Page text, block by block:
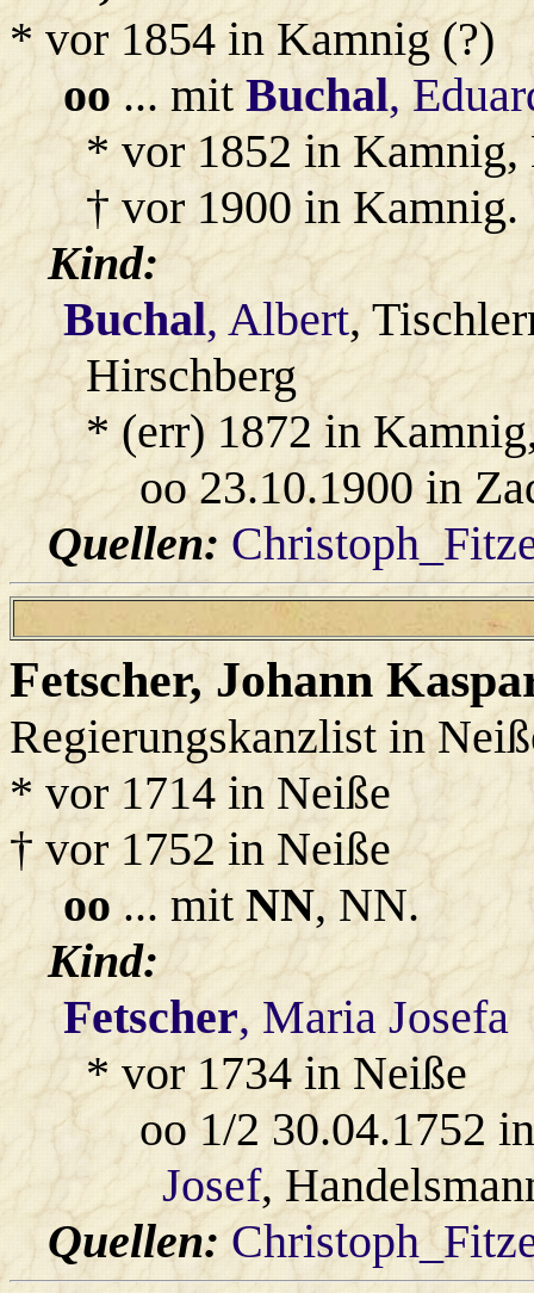
* vor 1854 in Kamnig (?)
oo... mitBuchal,
* vor 1852 in Kamnig,
† vor 1900 in Kamnig.
Kind:
Buchal, Albert,
Hirschberg
* (err) 1872 in
oo 23.10.1900 in
Quellen:
Fetscher, Johann
Regierungskanzlist in
* vor 1714 in Neiße
† vor 1752 in Neiße
oo... mitNN, NN.
Kind:
Fetscher, Maria Josefa
* vor 1734 in Neiße
oo 1/2 30.04.1752
Josef,
Quellen: